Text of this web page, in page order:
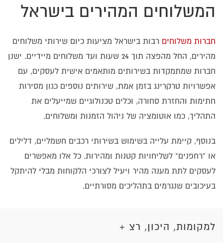
המשלוחים המהירים בישראל
חברות משלוחים רבות בישראל מציעות כיום שירותי משלוחים
מהירים, החל מהפצה תוך 24 שעות ועד משלוחים מיידיים. ישנן
חברות שמתמקדות בשירותים מותאמים אישית לעסקים, עם
אפשרויות טרקרינג בזמן אמת, שירותים נוספים כגון מסירות
חתימות והחזרת סחורה, וכלים טכנולוגיים שמייעלים את
התהליך, כמו אוטומציה של ניהול הזמנות ומשלוחים.
בנוסף, קיימת עלייה בשימוש בשירותי רכבים חשמליים, דלילים
או "רחפנים" לשליחויות קטנות ומהירות. כל אלו מאפשרים
לעסקים לתת מענה מהיר ויעיל לצורכי הלקוחות מבלי להיתקל
בעיכובים שנגרמים בתהליכים מסורתיים.
למקומות, היכון, רצ +